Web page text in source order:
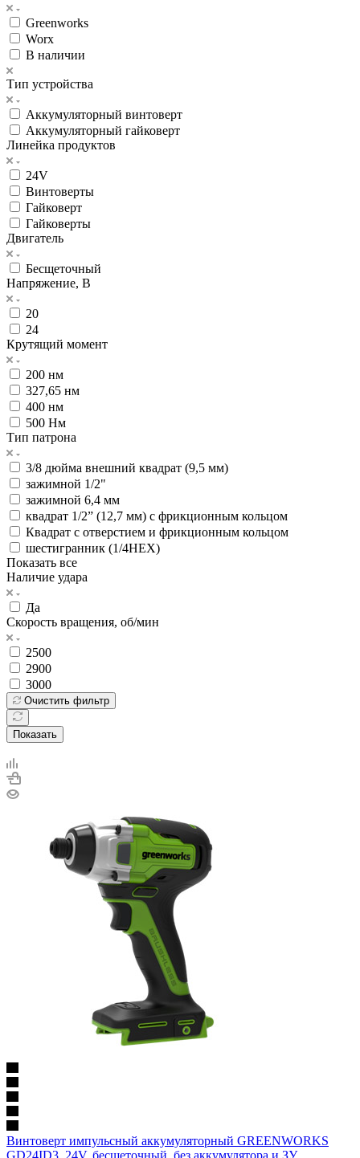
Greenworks
Worx
В наличии
Тип устройства
Аккумуляторный винтоверт
Аккумуляторный гайковерт
Линейка продуктов
24V
Винтоверты
Гайковерт
Гайковерты
Двигатель
Бесщеточный
Напряжение, В
20
24
Крутящий момент
200 нм
327,65 нм
400 нм
500 Нм
Тип патрона
3/8 дюйма внешний квадрат (9,5 мм)
зажимной 1/2"
зажимной 6,4 мм
квадрат 1/2” (12,7 мм) с фрикционным кольцом
Квадрат с отверстием и фрикционным кольцом
шестигранник (1/4HEX)
Показать все
Наличие удара
Да
Скорость вращения, об/мин
2500
2900
3000
Очистить фильтр
Показать
Винтоверт импульсный аккумуляторный GREENWORKS
GD24ID3, 24V, бесщеточный, без аккумулятора и ЗУ